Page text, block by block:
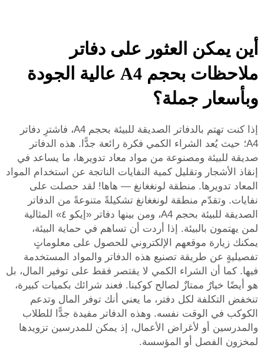
أين يمكن العثور على دفاتر
ملاحظات بحجم A4 عالية الجودة
وبأسعار جملة؟
إذا كنت تهتم بالدفاتر الصديقة للبيئة بحجم A4، فاشترِ دفاتر
A4؛ حيث يُعد الشراء الكمي فكرة رائعة جدًّا. هذه الدفاتر
صديقة للبيئة ومصنوعة من مواد معاد تدويرها، ما يساعد في
إنقاذ الأشجار وتقليل كمية النفايات الناتجة عن استخدام المواد
المعاد تدويرها. منطقة لونغغانغ — هاها! لقد حصلت على
نفايات. وتقدّم منطقة لونغغانغ تشكيلةً متنوعةً من الدفاتر
الصديقة للبيئة بحجم A4، ومن بينها دفاتر «إيكو ٤» المثالية
لمن يهتمون بالبيئة. إذا أردت أن تساهم في حماية البيئة،
يمكنك زيارة موقعهم الإلكتروني للحصول على معلوماتٍ
تفصيليةٍ عن طريقة تصنيع هذه الدفاتر والمواد المستخدمة
فيها. كما أن الشراء الكمي لا يقتصر فقط على توفير المال، بل
هو أيضًا خيارٌ ممتازٌ لصالح كوكبنا. فعند شرائك بكميات كبيرة،
تنخفض التكلفة لكل دفتر، ما يعني أنك توفر المال وتدعم
الكوكب في الوقت نفسه. وهذه الدفاتر مفيدة جدًّا للطلاب
والمدرسين أو لأغراض الأعمال، إذ يمكن للمدرسين تزويدها
لمخزون الفصل أو المؤسسة.